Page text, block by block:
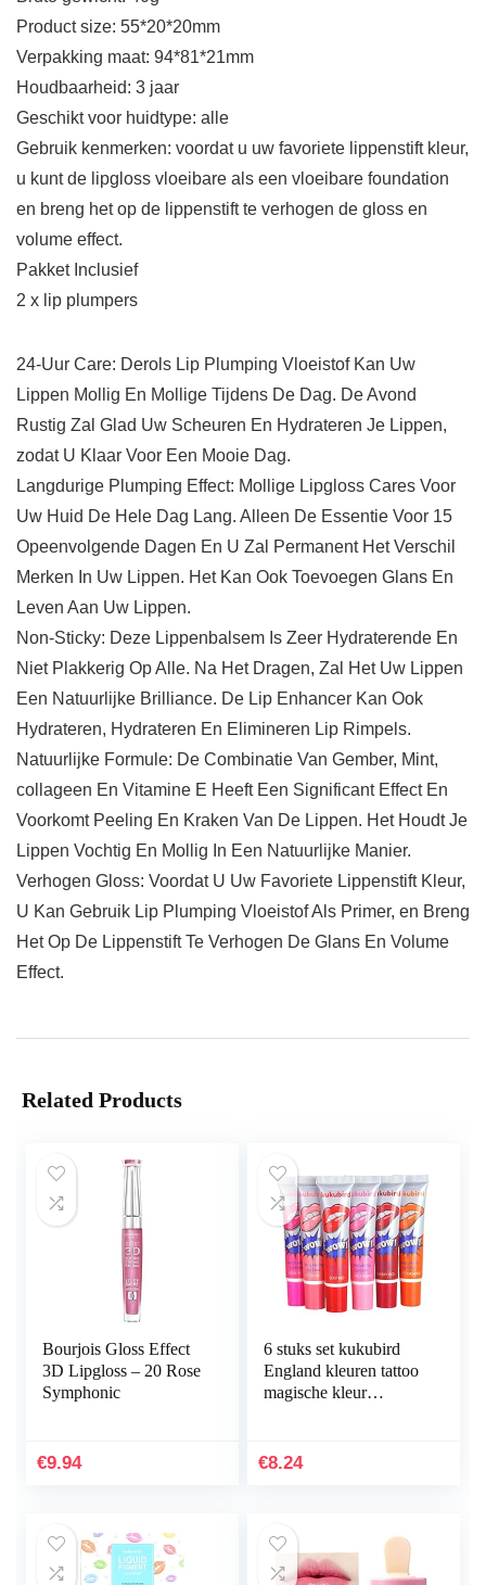
Product size: 55*20*20mm
Verpakking maat: 94*81*21mm
Houdbaarheid: 3 jaar
Geschikt voor huidtype: alle
Gebruik kenmerken: voordat u uw favoriete lippenstift kleur,
u kunt de lipgloss vloeibare als een vloeibare foundation
en breng het op de lippenstift te verhogen de gloss en
volume effect.
Pakket Inclusief
2 x lip plumpers
24-Uur Care: Derols Lip Plumping Vloeistof Kan Uw
Lippen Mollig En Mollige Tijdens De Dag. De Avond
Rustig Zal Glad Uw Scheuren En Hydrateren Je Lippen,
zodat U Klaar Voor Een Mooie Dag.
Langdurige Plumping Effect: Mollige Lipgloss Cares Voor
Uw Huid De Hele Dag Lang. Alleen De Essentie Voor 15
Opeenvolgende Dagen En U Zal Permanent Het Verschil
Merken In Uw Lippen. Het Kan Ook Toevoegen Glans En
Leven Aan Uw Lippen.
Non-Sticky: Deze Lippenbalsem Is Zeer Hydraterende En
Niet Plakkerig Op Alle. Na Het Dragen, Zal Het Uw Lippen
Een Natuurlijke Brilliance. De Lip Enhancer Kan Ook
Hydrateren, Hydrateren En Elimineren Lip Rimpels.
Natuurlijke Formule: De Combinatie Van Gember, Mint,
collageen En Vitamine E Heeft Een Significant Effect En
Voorkomt Peeling En Kraken Van De Lippen. Het Houdt Je
Lippen Vochtig En Mollig In Een Natuurlijke Manier.
Verhogen Gloss: Voordat U Uw Favoriete Lippenstift Kleur,
U Kan Gebruik Lip Plumping Vloeistof Als Primer, en Breng
Het Op De Lippenstift Te Verhogen De Glans En Volume
Effect.
Related Products
Bourjois Gloss Effect
3D Lipgloss – 20 Rose
Symphonic
€9.94
6 stuks set kukubird
England kleuren tattoo
magische kleur
tattoo lipgloss
€8.24